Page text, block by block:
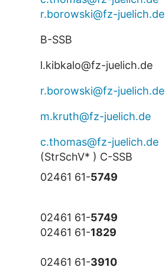
r.borowski@fz-juelich.de
B-SSB
l.kibkalo@fz-juelich.de
r.borowski@fz-juelich.de
m.kruth@fz-juelich.de
c.thomas@fz-juelich.de
(StrSchV* ) C-SSB
02461 61-5749
02461 61-5749
02461 61-1829
02461 61-3910